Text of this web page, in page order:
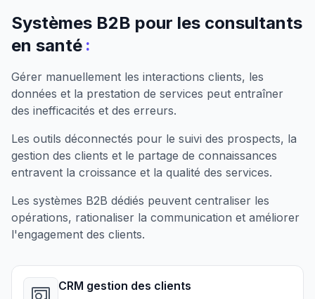
Systèmes B2B pour les consultants
en santé :
Gérer manuellement les interactions clients, les
données et la prestation de services peut entraîner
des inefficacités et des erreurs.
Les outils déconnectés pour le suivi des prospects, la
gestion des clients et le partage de connaissances
entravent la croissance et la qualité des services.
Les systèmes B2B dédiés peuvent centraliser les
opérations, rationaliser la communication et améliorer
l'engagement des clients.
CRM gestion des clients